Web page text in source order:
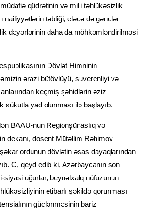
qüdrətinin və milli təhlükəsizlik
nailiyyətlərin təbliği, eləcə də gənclər
dəyərlərinin daha da möhkəmləndirilməsi
Dövlət Himninin
ərazi bütövlüyü, suverenliyi və
keçmiş şəhidlərin əziz
sükutla yad olunması ilə başlayıb.
BAAU-nun Regionşünaslıq və
dekanı, dosent Mütəllim Rəhimov
ordunun dövlətin əsas dayaqlarından
O, qeyd edib ki, Azərbaycanın son
siyasi uğurlar, beynəlxalq nüfuzunun
etibarlı şəkildə qorunması
güclənməsinin bariz